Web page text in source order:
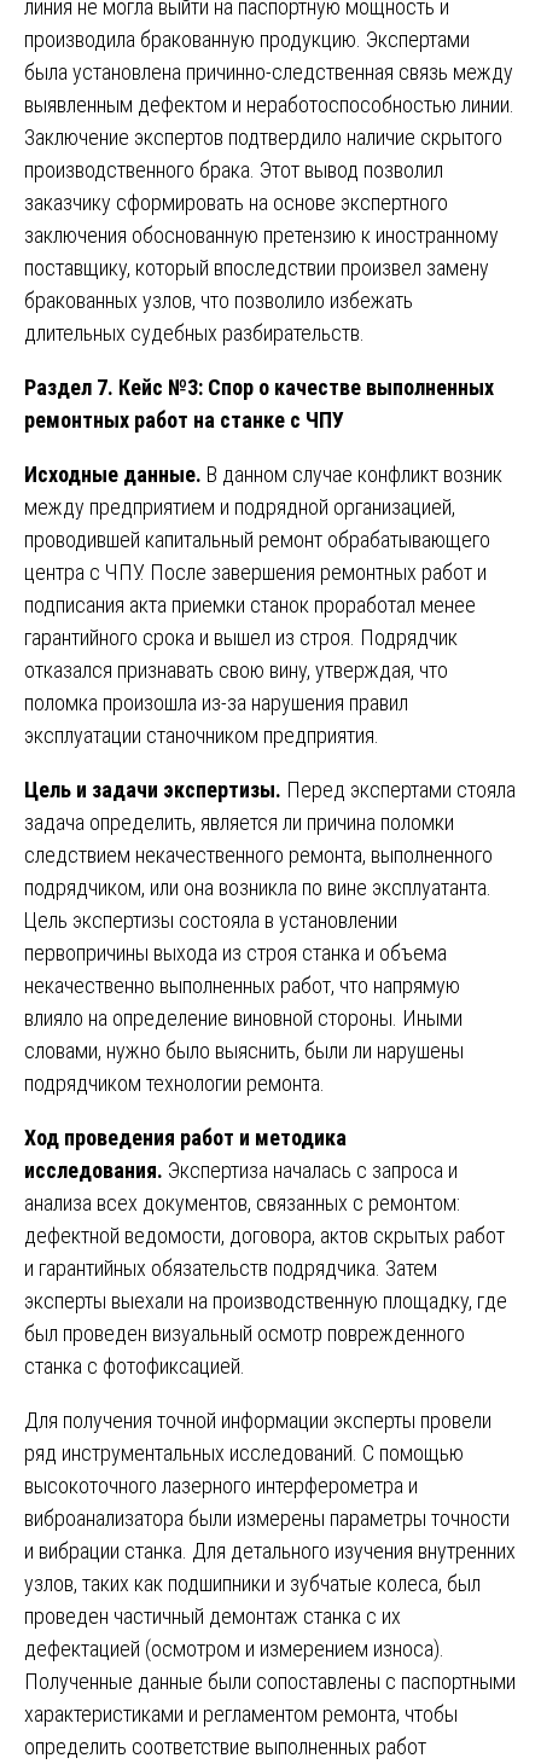
линия не могла выйти на паспортную мощность и
производила бракованную продукцию. Экспертами
была установлена причинно-следственная связь между
выявленным дефектом и неработоспособностью линии.
Заключение экспертов подтвердило наличие скрытого
производственного брака. Этот вывод позволил
заказчику сформировать на основе экспертного
заключения обоснованную претензию к иностранному
поставщику, который впоследствии произвел замену
бракованных узлов, что позволило избежать
длительных судебных разбирательств.
Раздел 7. Кейс №3: Спор о качестве выполненных
ремонтных работ на станке с ЧПУ
Исходные данные. В данном случае конфликт возник
между предприятием и подрядной организацией,
проводившей капитальный ремонт обрабатывающего
центра с ЧПУ. После завершения ремонтных работ и
подписания акта приемки станок проработал менее
гарантийного срока и вышел из строя. Подрядчик
отказался признавать свою вину, утверждая, что
поломка произошла из-за нарушения правил
эксплуатации станочником предприятия.
Цель и задачи экспертизы. Перед экспертами стояла
задача определить, является ли причина поломки
следствием некачественного ремонта, выполненного
подрядчиком, или она возникла по вине эксплуатанта.
Цель экспертизы состояла в установлении
первопричины выхода из строя станка и объема
некачественно выполненных работ, что напрямую
влияло на определение виновной стороны. Иными
словами, нужно было выяснить, были ли нарушены
подрядчиком технологии ремонта.
Ход проведения работ и методика
исследования. Экспертиза началась с запроса и
анализа всех документов, связанных с ремонтом:
дефектной ведомости, договора, актов скрытых работ
и гарантийных обязательств подрядчика. Затем
эксперты выехали на производственную площадку, где
был проведен визуальный осмотр поврежденного
станка с фотофиксацией.
Для получения точной информации эксперты провели
ряд инструментальных исследований. С помощью
высокоточного лазерного интерферометра и
виброанализатора были измерены параметры точности
и вибрации станка. Для детального изучения внутренних
узлов, таких как подшипники и зубчатые колеса, был
проведен частичный демонтаж станка с их
дефектацией (осмотром и измерением износа).
Полученные данные были сопоставлены с паспортными
характеристиками и регламентом ремонта, чтобы
определить соответствие выполненных работ